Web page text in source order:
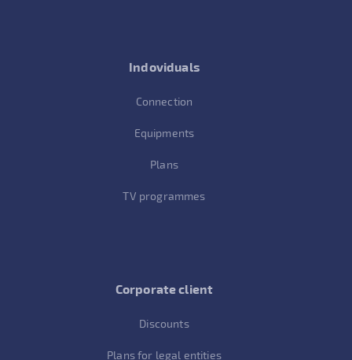
Indoviduals
Connection
Equipments
Plans
TV programmes
Corporate client
Discounts
Plans for legal entities